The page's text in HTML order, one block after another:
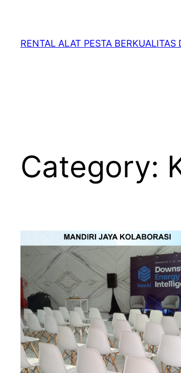
RENTAL ALAT PESTA BERKUALITAS
Category: